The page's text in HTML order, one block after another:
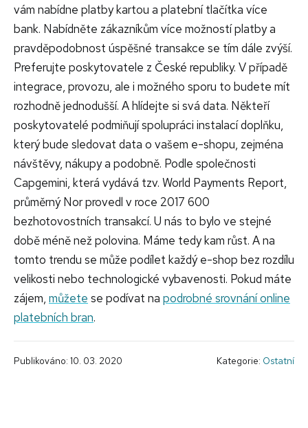
vám nabídne platby kartou a platební tlačítka více
bank. Nabídněte zákazníkům více možností platby a
pravděpodobnost úspěšné transakce se tím dále zvýší.
Preferujte poskytovatele z České republiky. V případě
integrace, provozu, ale i možného sporu to budete mít
rozhodně jednodušší. A hlídejte si svá data. Někteří
poskytovatelé podmiňují spolupráci instalací doplňku,
který bude sledovat data o vašem e-shopu, zejména
návštěvy, nákupy a podobně. Podle společnosti
Capgemini, která vydává tzv. World Payments Report,
průměrný Nor provedl v roce 2017 600
bezhotovostních transakcí. U nás to bylo ve stejné
době méně než polovina. Máme tedy kam růst. A na
tomto trendu se může podílet každý e-shop bez rozdílu
velikosti nebo technologické vybavenosti. Pokud máte
zájem, můžete se podívat na podrobné srovnání online
platebních bran.
Publikováno: 10. 03. 2020 Kategorie: Ostatní